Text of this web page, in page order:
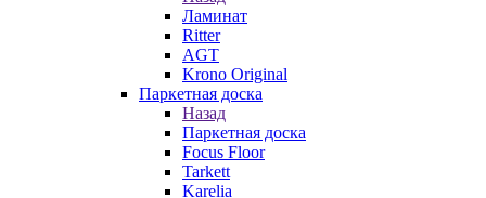
Ламинат
Ritter
AGT
Krono Original
Паркетная доска
Назад
Паркетная доска
Focus Floor
Tarkett
Karelia